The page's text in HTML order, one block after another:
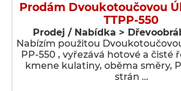
Prodám Dvoukotoučovou
TTPP-550
Prodej / Nabídka >
Nabízím použitou
PP-550 , vyřezává hotové a čisté
kmene kulatiny, oběma směry,
strán …